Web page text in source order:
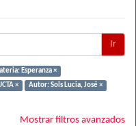
Ir
Esperanza ×
×
Autor: Sols Lucia, José ×
Mostrar filtros avanzados